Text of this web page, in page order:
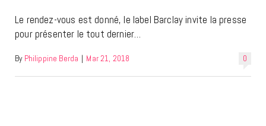
Le rendez-vous est donné, le label Barclay invite la presse
pour présenter le tout dernier…
0
By Philippine Berda | Mar 21, 2018